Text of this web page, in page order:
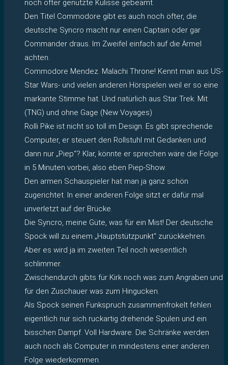
noch öfter genutzte Kulisse gebeamt.
Den Titel Commodore gibt es auch noch öfter, die
deutsche Syncro macht nur einen Captain oder gar
Commander draus. Im Zweifel einfach auf die Ärmel
achten.
Commodore Mendez. Malachi Throne! Kennt man aus US-
Star Wars- und vielen anderen Hörspielen weil er so eine
markante Stimme hat. Und natürlich aus Star Trek. Mit
(TNG) und ohne Gage (New Voyages)
Rolli Pike ist nicht so toll im Design. Es gibt sprechende
Computer, er steuert den Rollstuhl mit Gedanken und
dann nur „Piep“? Klar, könnte er sprechen wäre die Folge
in 5 Minuten vorbei, also eben Piep-Show.
Den armen Schauspieler hat man ja ganz schön
zugerichtet. In einer anderen Folge sitzt er dafür mal
unverletzt auf der Brücke.
Die Syncro, meine Güte, was für ein Mist! Der deutsche
Spock will zu einem „Hauptstützpunkt“ zurückkehren.
Aber es wird ja im zweiten Teil noch wesentlich
schlimmer.
Zwischendurch gibts für Kirk noch was zum Angraben und
für den Zuschauer was zum Hingucken.
Als Spock seinen Funkspruch zusammenfrokelt fehlen
eigentlich nur sich ruckartig drehende Spulen und ein
bisschen Dampf. Voll Hardware. Die Schränke werden
auch noch als Computer in mindestens einer anderen
Folge wiederkommen.